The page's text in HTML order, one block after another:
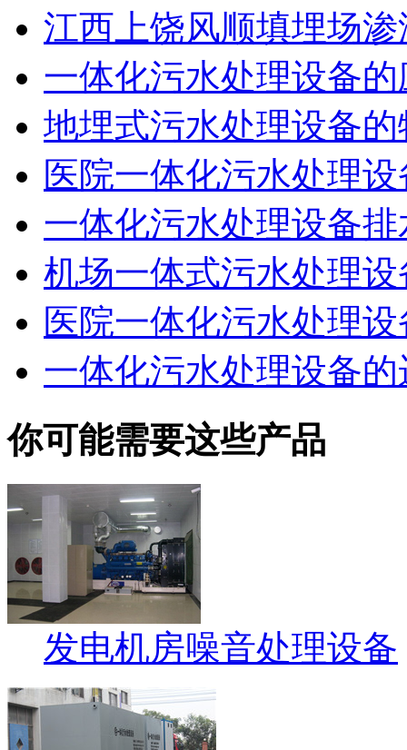
江西上饶风顺填埋场
一体化污水处理设备
地埋式污水处理设备
医院一体化污水处理
一体化污水处理设备
机场一体式污水处理
医院一体化污水处理
一体化污水处理设备
你可能需要这些产品
发电机房噪音处理设备